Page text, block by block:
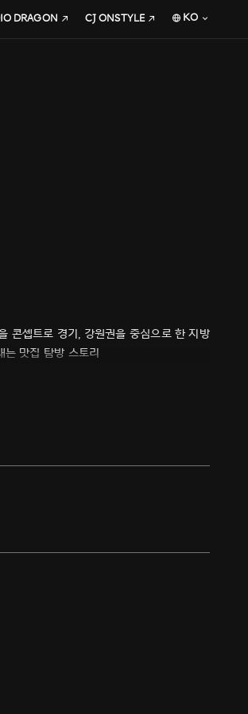
DRAGON CJ ONSTYLE KO
셉트로 경기, 강원권을 중심으로 한 지방
는 맛집 탐방 스토리